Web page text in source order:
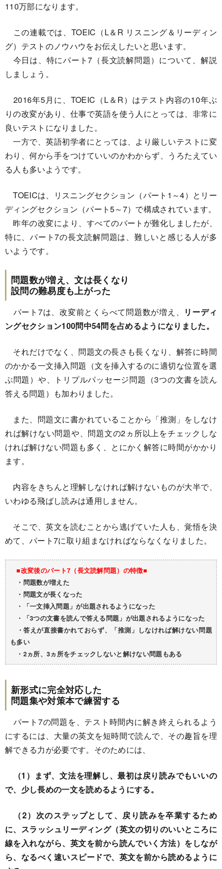
110万部になります。
この連載では、TOEIC（L＆R リスニング＆リーディン
グ）テストのノウハウをお伝えしたいと思います。
今日は、特にパート7（長文読解問題）について、解説
しましょう。
2016年5月に、TOEIC（L＆R）はテスト内容の10年ぶ
りの改変があり、仕事で英語を使う人にとっては、非常に
良いテストになりました。
一方で、英語初学者にとっては、より厳しいテストに変
わり、何から手をつけていいのかわからず、うろたえてい
る人も多いようです。
TOEICは、リスニングセクション（パート1～4）とリー
ディングセクション（パート5～7）で構成されています。
昨年の改変により、すべてのパートが難化しましたが、
特に、パート7の長文読解問題は、難しいと感じる人が多
いようです。
問題数が増え、文は長くなり
設問の難易度も上がった
パート7は、改変前とくらべて問題数が増え、
リーディ
ングセクション100問中54問を占めるようになりました。
それだけでなく、問題文の長さも長くなり、解答に時間
のかかる一文挿入問題（文を挿入するのに適切な位置を選
ぶ問題）や、トリプルパッセージ問題（3つの文書を読ん
答える問題）も加わりました。
また、問題文に書かれていることから「推測」をしなけ
れば解けない問題や、問題文の2ヵ所以上をチェックしな
ければ解けない問題も多く、とにかく解答に時間がかかり
ます。
内容をきちんと理解しなければ解けないものが大半で、
いわゆる飛ばし読みは通用しません。
そこで、英文を読むことから逃げていた人も、覚悟を決
めて、パート7に取り組まなければならなくなりました。
■改変後のパート7（長文読解問題）の特徴■
・問題数が増えた
・問題文が長くなった
・「一文挿入問題」が出題されるようになった
・「3つの文書を読んで答える問題」が出題されるようになった
・答えが直接書かれておらず、「推測」しなければ解けない問題
も多い
・2ヵ所、3ヵ所をチェックしないと解けない問題もある
新形式に完全対応した
問題集や対策本で練習する
パート7の問題を、テスト時間内に解き終えられるよう
にするには、大量の英文を短時間で読んで、その趣旨を理
解できる力が必要です。そのためには、
（1）まず、文法を理解し、最初は戻り読みでもいいの
で、少し長めの一文を読めるようにする。
（2）次のステップとして、戻り読みを卒業するため
に、スラッシュリーディング（英文の切りのいいところに
線を入れながら、英文を前から読んでいく方法）をしなが
ら、なるべく速いスピードで、英文を前から読めるように